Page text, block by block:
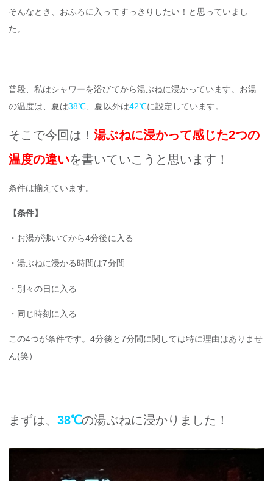
そんなとき、おふろに入ってすっきりしたい！と思っていまし
た。
普段、私はシャワーを浴びてから湯ぶねに浸かっています。お湯
の温度は、夏は38℃ 、夏以外は42℃に設定しています。
そこで今回は！湯ぶねに浸かって感じた2つの
温度の違いを書いていこうと思います！
条件は揃えています。
【条件】
・お湯が沸いてから4分後に入る
・湯ぶねに浸かる時間は7分間
・別々の日に入る
・同じ時刻に入る
この4つが条件です。4分後と7分間に関しては特に理由はありませ
ん(笑）
まずは、38℃の湯ぶねに浸かりました！